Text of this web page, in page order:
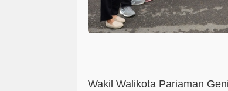
Wakil Walikota Pariaman